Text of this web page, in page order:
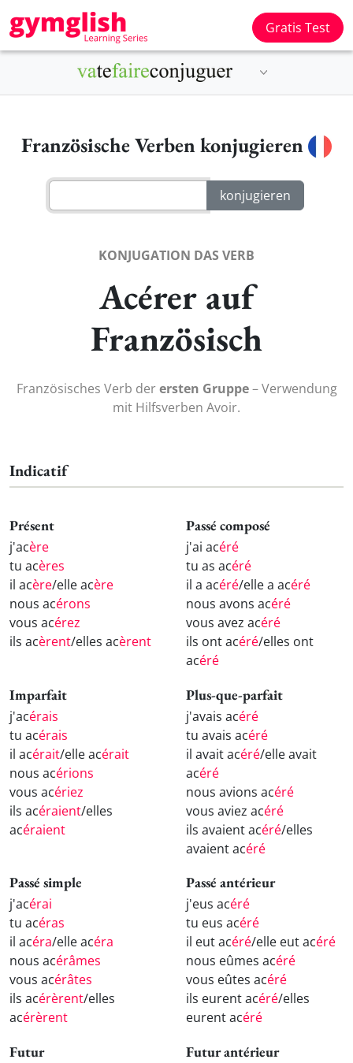
Gratis Test
Französische Verben konjugieren
KONJUGATION DAS VERB
Acérer auf
Französisch
Französisches Verb derersten Gruppe– Verwendung
mit Hilfsverben Avoir.
Indicatif
Présent
j'acère
tu acères
il acère/elle acère
nous acérons
vous acérez
ils acèrent/elles acèrent
Passé composé
j'ai acéré
tu as acéré
il a acéré/elle a acéré
nous avons acéré
vous avez acéré
ils ont acéré/elles ont
acéré
Imparfait
j'acérais
tu acérais
il acérait/elle acérait
nous acérions
vous acériez
ils acéraient/elles
acéraient
Plus-que-parfait
j'avais acéré
tu avais acéré
il avait acéré/elle avait
acéré
nous avions acéré
vous aviez acéré
ils avaient acéré/elles
avaient acéré
Passé simple
j'acérai
tu acéras
il acéra/elle acéra
nous acérâmes
vous acérâtes
ils acérèrent/elles
acérèrent
Passé antérieur
j'eus acéré
tu eus acéré
il eut acéré/elle eut acéré
nous eûmes acéré
vous eûtes acéré
ils eurent acéré/elles
eurent acéré
Futur Futur antérieur